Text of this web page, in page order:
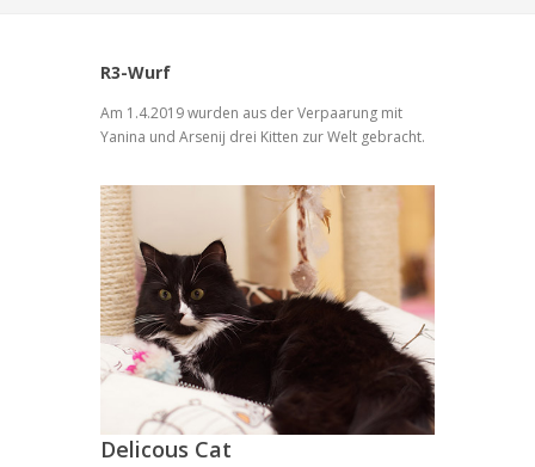
R3-Wurf
Am 1.4.2019 wurden aus der Verpaarung mit
Yanina und Arsenij drei Kitten zur Welt gebracht.
Delicous Cat